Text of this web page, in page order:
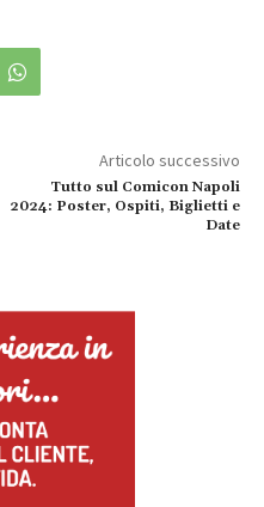
Articolo successivo
Tutto sul Comicon Napoli
2024: Poster, Ospiti, Biglietti e
Date